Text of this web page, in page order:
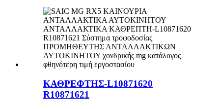
ΚΑΘΡΕΦΤΗΣ-L10871620
R10871621